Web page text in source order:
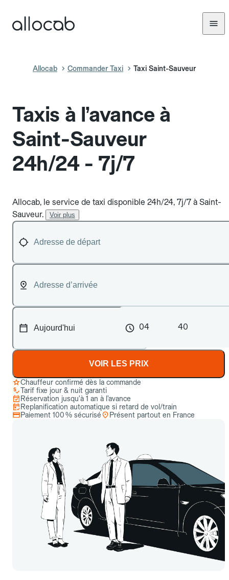
Allocab Commander Taxi Taxi Saint-Sauveur
Taxis à l’avance à
Saint-Sauveur
24h/24 - 7j/7
Allocab, le service de taxi disponible 24h/24, 7j/7 à Saint-
Sauveur.
Voir plus
04 40
VOIR LES PRIX
Chauffeur confirmé dès la commande
Tarif fixe jour & nuit garanti
Réservation jusqu’à 1 an à l’avance
Replanification automatique si retard de vol/train
Paiement 100 % sécurisé
Présent partout en France